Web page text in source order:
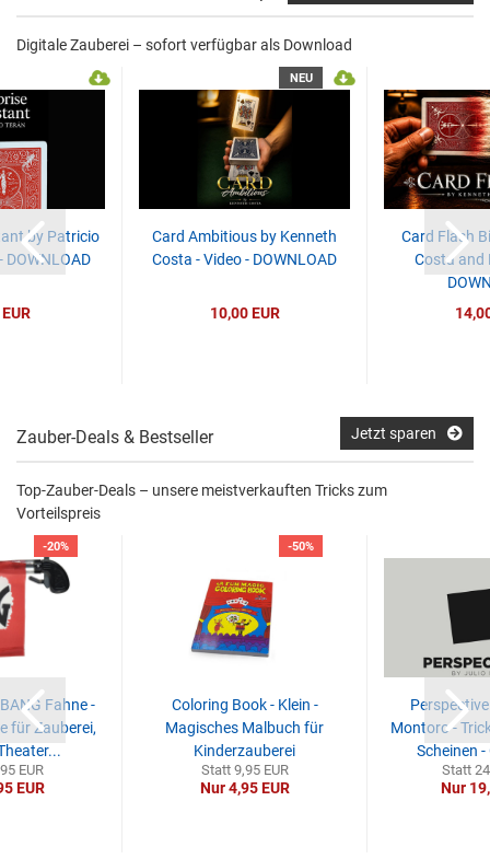
Digitale Zauberei – sofort verfügbar als Download
by Patricio
DOWNLOAD
NEU
Card Ambitious by Kenneth
Costa - Video - DOWNLOAD
10,00 EUR
Card Flash
Costa and
Jetzt sparen
Zauber-Deals & Bestseller
Top-Zauber-Deals – unsere meistverkauften Tricks zum
Vorteilspreis
-20%
Fahne -
für Zauberei,
EUR
EUR
-50%
Coloring Book - Klein -
Magisches Malbuch für
Kinderzauberei
Statt 9,95 EUR
Nur 4,95 EUR
Montoro -
Scheinen
Statt
Nur